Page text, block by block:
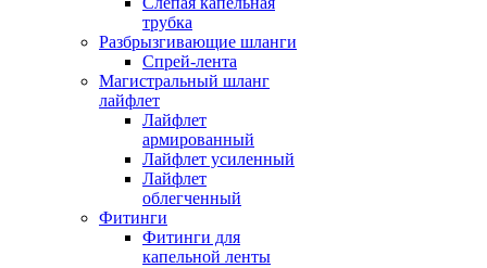
трубка
Разбрызгивающие шланги
Спрей-лента
Магистральный шланг
лайфлет
Лайфлет
армированный
Лайфлет усиленный
Лайфлет
облегченный
Фитинги
Фитинги для
капельной ленты